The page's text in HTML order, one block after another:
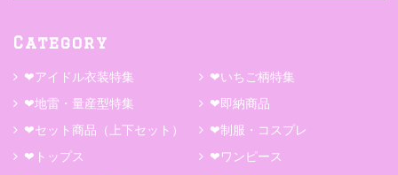
Category
❤アイドル衣装特集
❤いちご柄特集
❤地雷・量産型特集
❤即納商品
❤セット商品（上下セット）
❤制服・コスプレ
❤トップス
❤ワンピース